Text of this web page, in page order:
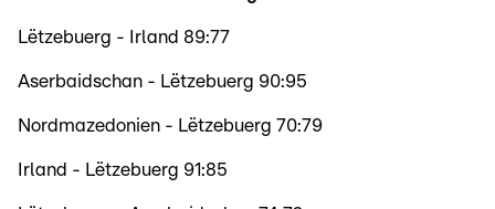
Lëtzebuerg - Irland 89:77
Aserbaidschan - Lëtzebuerg 90:95
Nordmazedonien - Lëtzebuerg 70:79
Irland - Lëtzebuerg 91:85